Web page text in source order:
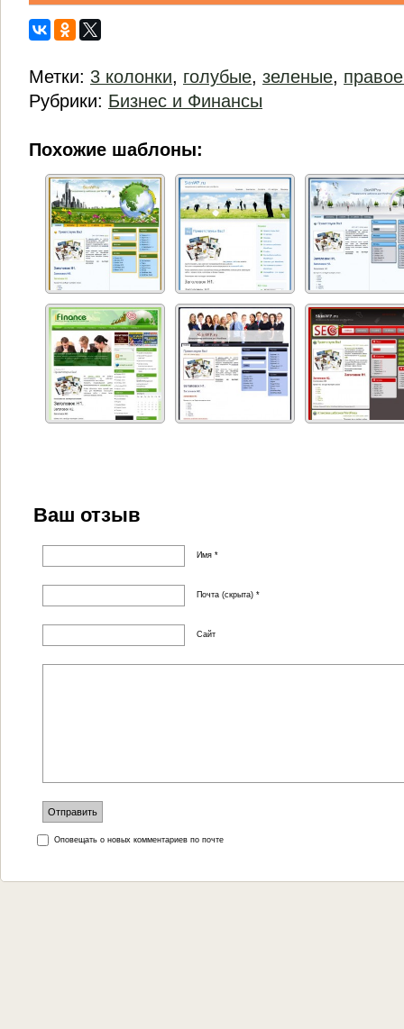
Метки: 3 колонки, голубые, зеленые,
Рубрики: Бизнес и Финансы
Похожие шаблоны:
Ваш отзыв
Имя *
Почта (скрыта) *
Сайт
Оповещать о новых комментариев по почте